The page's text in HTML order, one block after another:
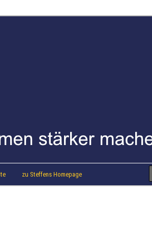
zu Steffens Homepage